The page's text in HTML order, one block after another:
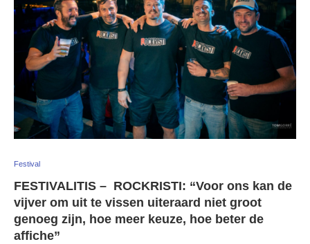
Festival
FESTIVALITIS – ROCKRISTI: “Voor ons kan de
vijver om uit te vissen uiteraard niet groot
genoeg zijn, hoe meer keuze, hoe beter de
affiche”